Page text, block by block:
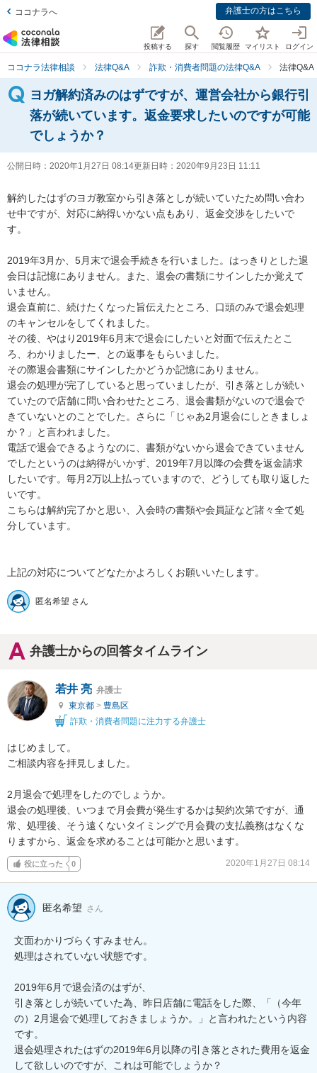
ココナラへ 弁護士の方はこちら
投稿する 探す 閲覧履歴 マイリスト ログイン
ココナラ法律相談 法律Q&A 詐欺・消費者問題の法律Q&A 法律Q&A
ヨガ解約済みのはずですが、運営会社から銀行引
落が続いています。返金要求したいのですが可能
でしょうか？
公開日時： 2020年1月27日 08:14更新日時： 2020年9月23日 11:11
解約したはずのヨガ教室から引き落としが続いていたため問い合わ
せ中ですが、対応に納得いかない点もあり、返金交渉をしたいで
す。
2019年3月か、5月末で退会手続きを行いました。はっきりとした退
会日は記憶にありません。また、退会の書類にサインしたか覚えて
いません。
退会直前に、続けたくなった旨伝えたところ、口頭のみで退会処理
のキャンセルをしてくれました。
その後、やはり2019年6月末で退会にしたいと対面で伝えたとこ
ろ、わかりましたー、との返事をもらいました。
その際退会書類にサインしたかどうか記憶にありません。
退会の処理が完了していると思っていましたが、引き落としが続い
ていたので店舗に問い合わせたところ、退会書類がないので退会で
きていないとのことでした。さらに「じゃあ2月退会にしときましょ
か？」と言われました。
電話で退会できるようなのに、書類がないから退会できていません
でしたというのは納得がいかず、2019年7月以降の会費を返金請求
したいです。毎月2万以上払っていますので、どうしても取り返した
いです。
こちらは解約完了かと思い、入会時の書類や会員証など諸々全て処
分しています。
上記の対応についてどなたかよろしくお願いいたします。
匿名希望 さん
弁護士からの回答タイムライン
若井 亮 弁護士
東京都 > 豊島区
詐欺・消費者問題に注力する弁護士
はじめまして。
ご相談内容を拝見しました。
2月退会で処理をしたのでしょうか。
退会の処理後、いつまで月会費が発生するかは契約次第ですが、通
常、処理後、そう遠くないタイミングで月会費の支払義務はなくな
りますから、返金を求めることは可能かと思います。
役に立った 0 2020年1月27日 08:14
匿名希望 さん
文面わかりづらくすみません。
処理はされていない状態です。
2019年6月で退会済のはずが、
引き落としが続いていた為、昨日店舗に電話をした際、「（今年
の）2月退会で処理しておきましょうか。」と言われたという内容
です。
退会処理されたはずの2019年6月以降の引き落とされた費用を返金
して欲しいのですが、これは可能でしょうか？